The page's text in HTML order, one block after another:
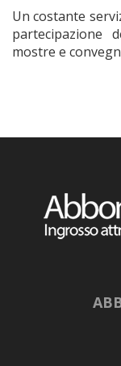
Un costante
partecipazione
mostre e